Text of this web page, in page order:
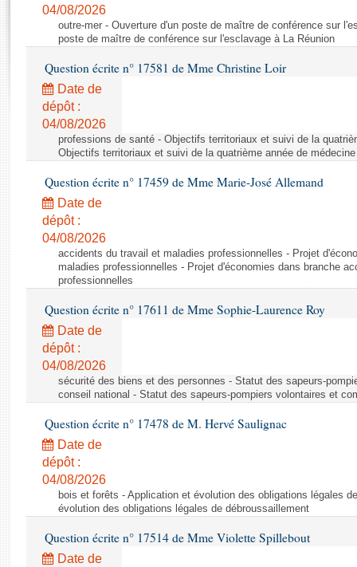
Rapports d'information
Rapports législatifs
Rapports sur l'application des lois
Baromètre de l’application des lois
Dossiers législatifs
Budget et sécurité sociale
Questions écrites et orales
Comptes rendus des débats
Anciennes législatures
Liens vers les sites publics
04/08/2026
outre-mer - Ouverture d'un poste de maître de conférence sur
poste de maître de conférence sur l'esclavage à La Réunion
Question écrite n° 17581 de Mme Christine Loir
Date de
dépôt :
04/08/2026
professions de santé - Objectifs territoriaux et suivi de la
Objectifs territoriaux et suivi de la quatrième année de médecine
Question écrite n° 17459 de Mme Marie-José Allemand
Date de
dépôt :
04/08/2026
accidents du travail et maladies professionnelles - Projet
maladies professionnelles - Projet d'économies dans branche
professionnelles
Question écrite n° 17611 de Mme Sophie-Laurence Roy
Date de
dépôt :
04/08/2026
sécurité des biens et des personnes - Statut des sapeurs-
conseil national - Statut des sapeurs-pompiers volontaires et
Question écrite n° 17478 de M. Hervé Saulignac
Date de
dépôt :
04/08/2026
bois et forêts - Application et évolution des obligations légales
évolution des obligations légales de débroussaillement
Question écrite n° 17514 de Mme Violette Spillebout
Date de